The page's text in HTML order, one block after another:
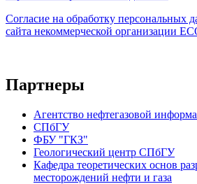
Согласие на обработку персональных
сайта некоммерческой организации
Партнеры
Агентство нефтегазовой
СПбГУ
ФБУ "ГКЗ"
Геологический центр СПбГУ
Кафедра теоретических основ
месторождений нефти и газа